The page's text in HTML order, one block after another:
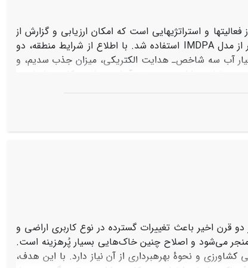
و استراتژی‏هایی است که امکان ارزیابی و گزارش از
شرایط کلی محدودة مورد نظر را فراهم می‏نماید. برای پایش ‌‌بیابان‌زایی در ‌دشت گرمسار از مدل IMDPA استفاده شد. با اطلاع از شرایط منطقه، دو
آب‌ سه شاخص‌ـ هدایت الکتریکی، میزان جذب سدیم، و
به تناسب اراضی‌، سیستم آبیاری و شدت کاربرد نامناسب
با متوسط وزنی 17
/
مورد مطالعه، شاخص سیستم آبیاری در هر دو دوره
افزایش روند بیابان‌زایی است. از طرفی، با توجه به
قرن اخیر باعث تغییرات گسترده در نوع کاربری اراضی و
می‌‌شود و اصلاح چنین خاک‌هایی بسیار پُرهزینه است.
و نحوۀ بهره‏برداری از آن نیاز دارد. با این هدف،